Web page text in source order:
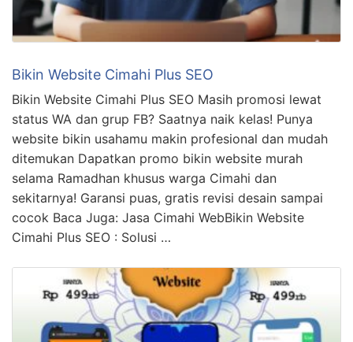
Bikin Website Cimahi Plus SEO
Bikin Website Cimahi Plus SEO Masih promosi lewat
status WA dan grup FB? Saatnya naik kelas! Punya
website bikin usahamu makin profesional dan mudah
ditemukan Dapatkan promo bikin website murah
selama Ramadhan khusus warga Cimahi dan
sekitarnya! Garansi puas, gratis revisi desain sampai
cocok Baca Juga: Jasa Cimahi WebBikin Website
Cimahi Plus SEO : Solusi …